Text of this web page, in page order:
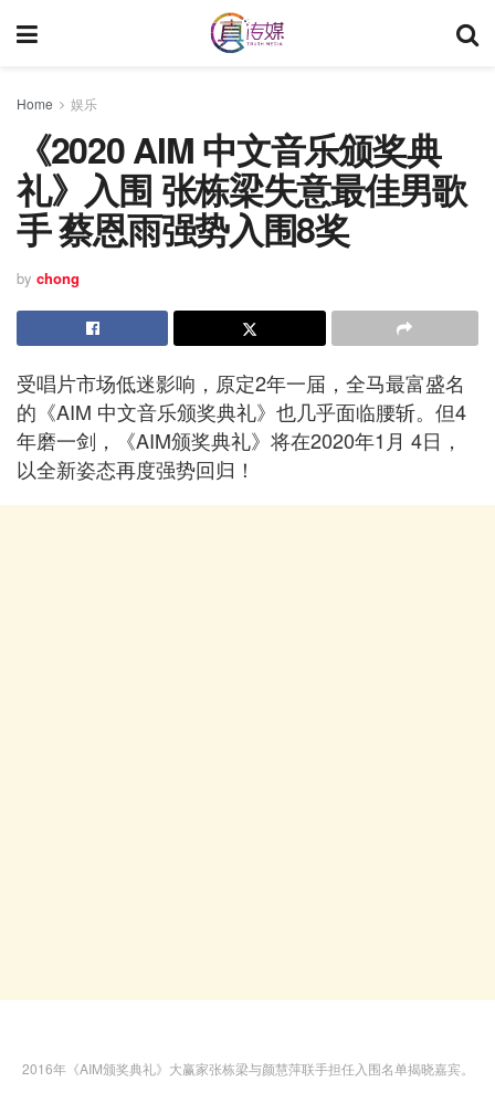
Home 娱乐
《2020 AIM 中文音乐颁奖典
礼》入围 张栋梁失意最佳男歌
手 蔡恩雨强势入围8奖
by chong
受唱片市场低迷影响，原定2年一届，全马最富盛名
的《AIM 中文音乐颁奖典礼》也几乎面临腰斩。但4
年磨一剑，《AIM颁奖典礼》将在2020年1月 4日，
以全新姿态再度强势回归！
2016年《AIM颁奖典礼》大赢家张栋梁与颜慧萍联手担任入围名单揭晓嘉宾。